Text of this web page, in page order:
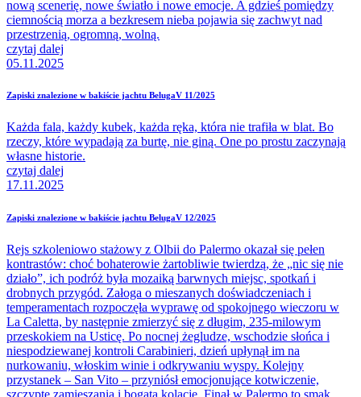
nową scenerię, nowe światło i nowe emocje. A gdzieś pomiędzy
ciemnością morza a bezkresem nieba pojawia się zachwyt nad
przestrzenią, ogromną, wolną.
czytaj dalej
05.11.2025
Zapiski znalezione w bakiście jachtu BelugaV 11/2025
Każda fala, każdy kubek, każda ręka, która nie trafiła w blat. Bo
rzeczy, które wypadają za burtę, nie giną. One po prostu zaczynają
własne historie.
czytaj dalej
17.11.2025
Zapiski znalezione w bakiście jachtu BelugaV 12/2025
Rejs szkoleniowo stażowy z Olbii do Palermo okazał się pełen
kontrastów: choć bohaterowie żartobliwie twierdzą, że „nic się nie
działo”, ich podróż była mozaiką barwnych miejsc, spotkań i
drobnych przygód. Załoga o mieszanych doświadczeniach i
temperamentach rozpoczęła wyprawę od spokojnego wieczoru w
La Caletta, by następnie zmierzyć się z długim, 235-milowym
przeskokiem na Usticę. Po nocnej żegludze, wschodzie słońca i
niespodziewanej kontroli Carabinieri, dzień upłynął im na
nurkowaniu, włoskim winie i odkrywaniu wyspy. Kolejny
przystanek – San Vito – przyniósł emocjonujące kotwiczenie,